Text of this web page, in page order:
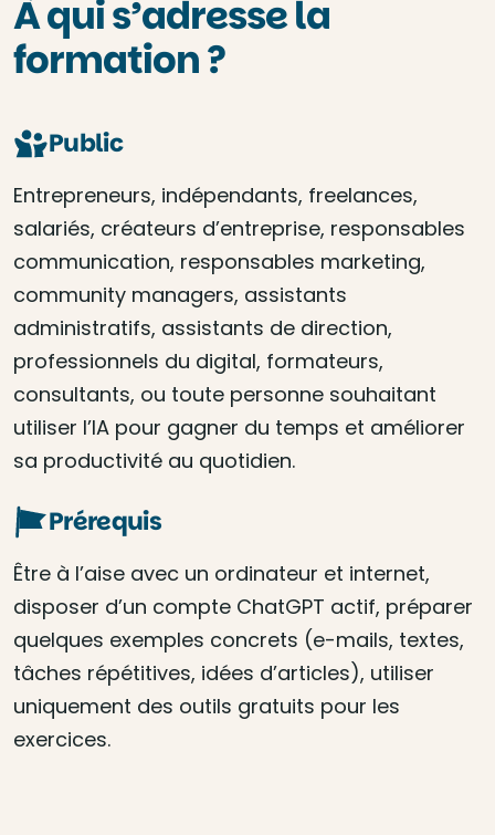
À qui s’adresse la
formation ?
Public
Entrepreneurs, indépendants, freelances,
salariés, créateurs d’entreprise, responsables
communication, responsables marketing,
community managers, assistants
administratifs, assistants de direction,
professionnels du digital, formateurs,
consultants, ou toute personne souhaitant
utiliser l’IA pour gagner du temps et améliorer
sa productivité au quotidien.
Prérequis
Être à l’aise avec un ordinateur et internet,
disposer d’un compte ChatGPT actif, préparer
quelques exemples concrets (e-mails, textes,
tâches répétitives, idées d’articles), utiliser
uniquement des outils gratuits pour les
exercices.